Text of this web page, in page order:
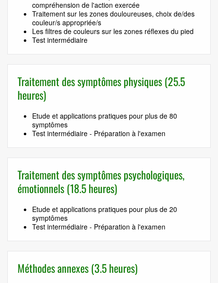
compréhension de l'action exercée
Traitement sur les zones douloureuses, choix de/des
couleur/s appropriée/s
Les filtres de couleurs sur les zones réflexes du pied
Test intermédiaire
Traitement des symptômes physiques (25.5
heures)
Etude et applications pratiques pour plus de 80
symptômes
Test intermédiaire - Préparation à l'examen
Traitement des symptômes psychologiques,
émotionnels (18.5 heures)
Etude et applications pratiques pour plus de 20
symptômes
Test intermédiaire - Préparation à l'examen
Méthodes annexes (3.5 heures)